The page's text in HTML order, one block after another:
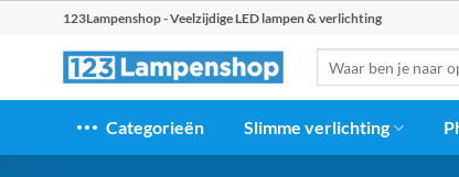
123Lampenshop - Veelzijdige LED lampen & verlichting
naar:
Categorieën Slimme verlichting